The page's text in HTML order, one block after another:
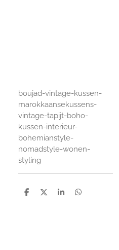
boujad-vintage-kussen-
marokkaansekussens-
vintage-tapijt-boho-
kussen-interieur-
bohemianstyle-
nomadstyle-wonen-
styling
D
D
S
D